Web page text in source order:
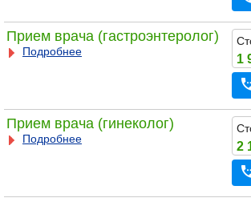
Прием врача (гастроэнтеролог)
Подробнее
1
Прием врача (гинеколог)
Подробнее
2